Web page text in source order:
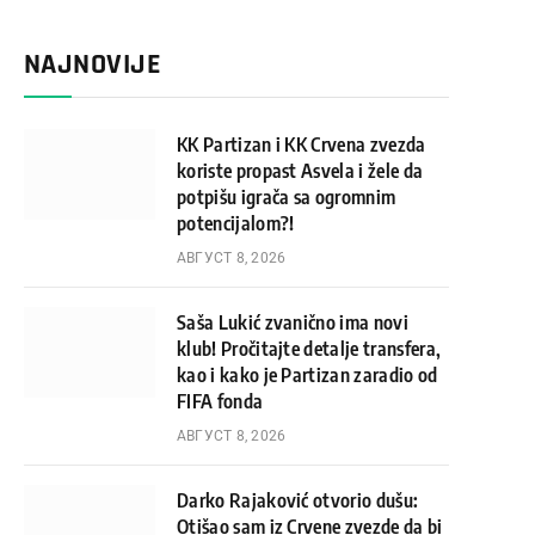
NAJNOVIJE
KK Partizan i KK Crvena zvezda
koriste propast Asvela i žele da
potpišu igrača sa ogromnim
potencijalom?!
АВГУСТ 8, 2026
Saša Lukić zvanično ima novi
klub! Pročitajte detalje transfera,
kao i kako je Partizan zaradio od
FIFA fonda
АВГУСТ 8, 2026
Darko Rajaković otvorio dušu:
Otišao sam iz Crvene zvezde da bi